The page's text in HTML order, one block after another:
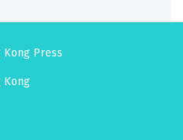
Kong Press
Kong